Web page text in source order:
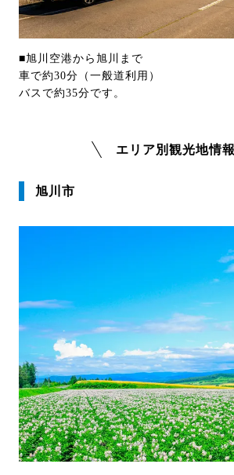
■旭川空港から旭川まで
車で約30分（一般道利用）
バスで約35分です。
エリア別観光地情報
旭川市